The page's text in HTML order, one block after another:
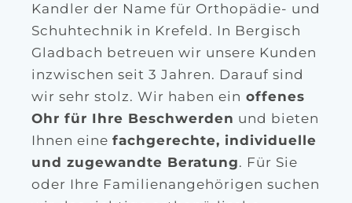
Kandler der Name für Orthopädie- und
Schuhtechnik in Krefeld. In Bergisch
Gladbach betreuen wir unsere Kunden
inzwischen seit 3 Jahren. Darauf sind
wir sehr stolz. Wir haben ein offenes
Ohr für Ihre Beschwerden und bieten
Ihnen eine fachgerechte, individuelle
und zugewandte Beratung. Für Sie
oder Ihre Familienangehörigen suchen